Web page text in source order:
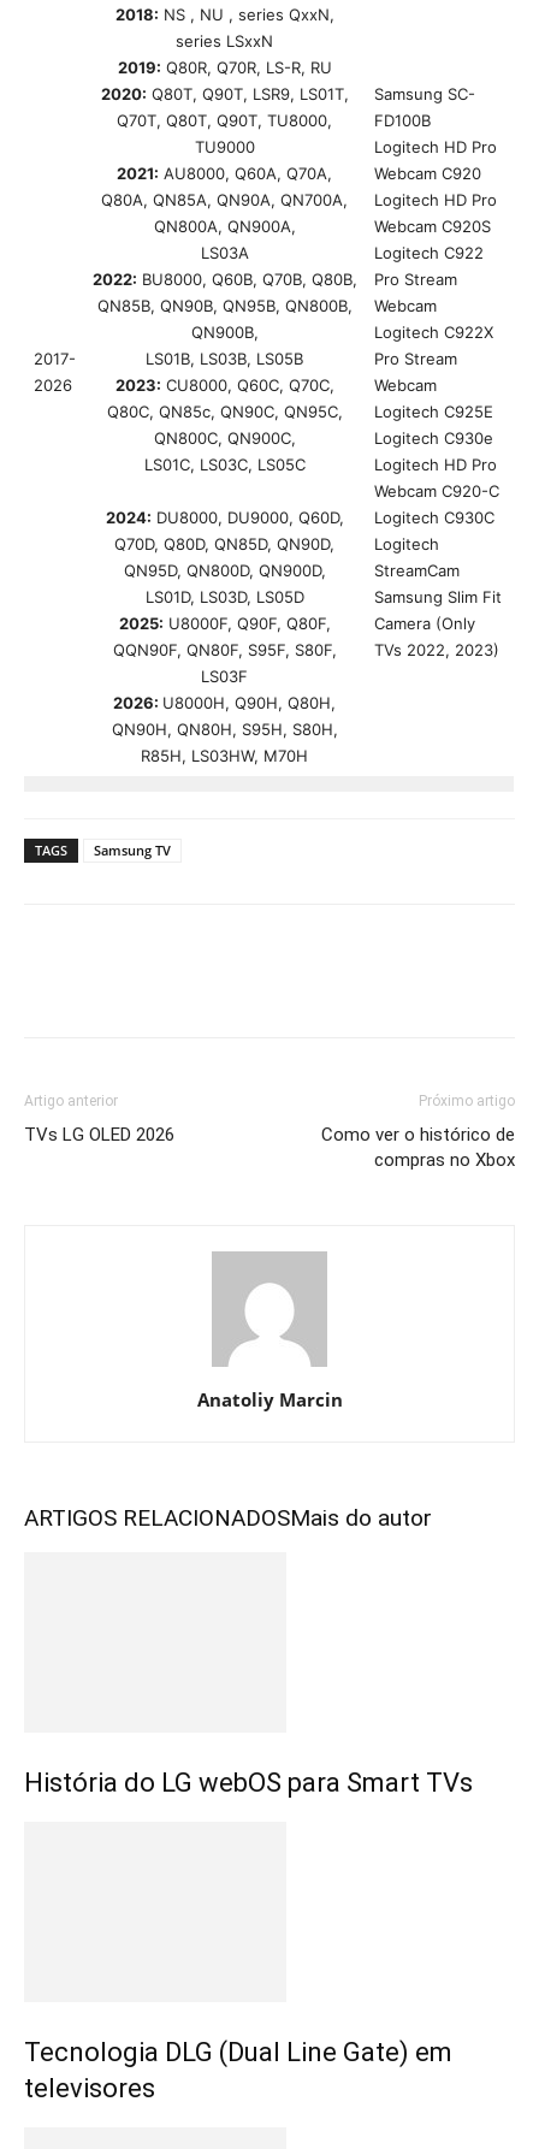
2017-
2026
2018: NS , NU , series QxxN,
series LSxxN
2019: Q80R, Q70R, LS-R, RU
2020: Q80T, Q90T, LSR9, LS01T,
Q70T, Q80T, Q90T, TU8000,
TU9000
2021: AU8000, Q60A, Q70A,
Q80A, QN85A, QN90A, QN700A,
QN800A, QN900A,
LS03A
2022: BU8000, Q60B, Q70B, Q80B,
QN85B, QN90B, QN95B, QN800B,
QN900B,
LS01B, LS03B, LS05B
2023: CU8000, Q60C, Q70C,
Q80C, QN85c, QN90C, QN95C,
QN800C, QN900C,
LS01C, LS03C, LS05C
2024: DU8000, DU9000, Q60D,
Q70D, Q80D, QN85D, QN90D,
QN95D, QN800D, QN900D,
LS01D, LS03D, LS05D
2025: U8000F, Q90F, Q80F,
QQN90F, QN80F, S95F, S80F,
LS03F
2026: U8000H, Q90H, Q80H,
QN90H, QN80H, S95H, S80H,
R85H, LS03HW, M70H
Samsung SC-
FD100B
Logitech HD Pro
Webcam C920
Logitech HD Pro
Webcam C920S
Logitech C922
Pro Stream
Webcam
Logitech C922X
Pro Stream
Webcam
Logitech C925E
Logitech C930e
Logitech HD Pro
Webcam C920-C
Logitech C930C
Logitech
StreamCam
Samsung Slim Fit
Camera (Only
TVs 2022, 2023)
TAGS Samsung TV
Artigo anterior
TVs LG OLED 2026
Próximo artigo
Como ver o histórico de
compras no Xbox
Anatoliy Marcin
ARTIGOS RELACIONADOSMais do autor
História do LG webOS para Smart TVs
Tecnologia DLG (Dual Line Gate) em
televisores